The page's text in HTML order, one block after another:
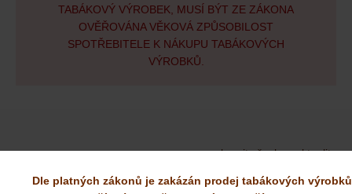
TABÁKOVÝ VÝROBEK, MUSÍ BÝT ZE ZÁKONA
OVĚŘOVÁNA VĚKOVÁ ZPŮSOBILOST
SPOTŘEBITELE K NÁKUPU TABÁKOVÝCH
VÝROBKŮ.
zobrazit všechny aktuality
Dle platných zákonů je zakázán prodej tabákových